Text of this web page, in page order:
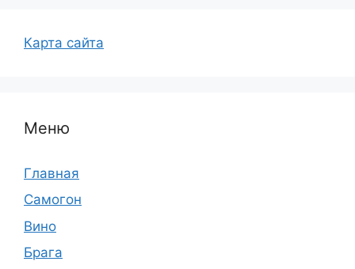
Карта сайта
Меню
Главная
Самогон
Вино
Брага